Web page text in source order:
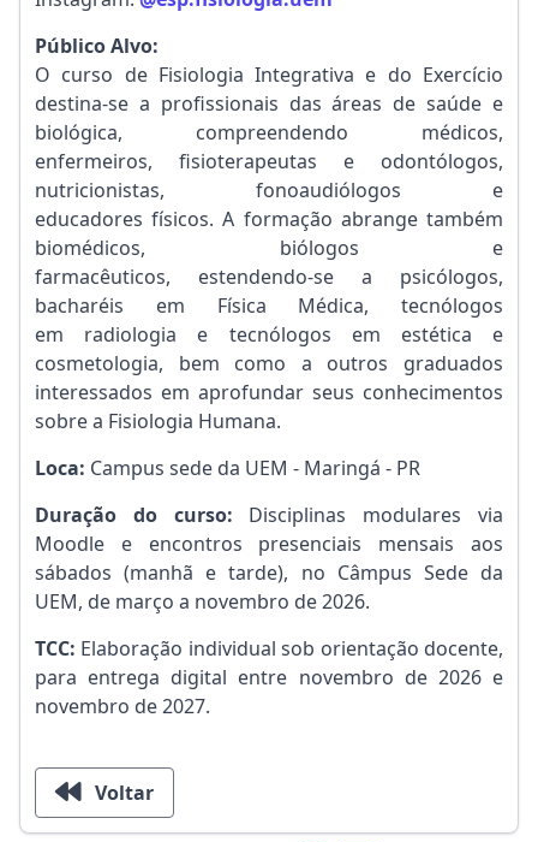
Público Alvo:
O curso de Fisiologia Integrativa e do Exercício
destina-se a profissionais das áreas de saúde e
biológica, compreendendo médicos,
enfermeiros, fisioterapeutas e odontólogos,
nutricionistas, fonoaudiólogos e
educadores físicos. A formação abrange também
biomédicos, biólogos e
farmacêuticos, estendendo-se a psicólogos,
bacharéis em Física Médica, tecnólogos
em radiologia e tecnólogos em estética e
cosmetologia, bem como a outros graduados
interessados em aprofundar seus conhecimentos
sobre a Fisiologia Humana.
Loca: Campus sede da UEM - Maringá - PR
Duração do curso: Disciplinas modulares via
Moodle e encontros presenciais mensais aos
sábados (manhã e tarde), no Câmpus Sede da
UEM, de março a novembro de 2026.
TCC: Elaboração individual sob orientação docente,
para entrega digital entre novembro de 2026 e
novembro de 2027.
Voltar